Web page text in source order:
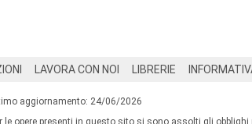
LAVORA CON NOI LIBRERIE
aggiornamento: 24/06/2026
le opere presenti in questo sito si sono assolti gli obblighi